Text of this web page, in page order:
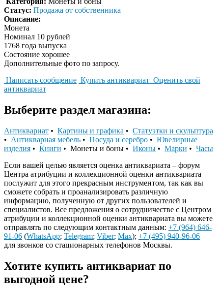
Статус: Продажа от собственника
Описание:
Монета
Номинал 10 рублей
1768 года выпуска
Состояние хорошее
Дополнительные фото по запросу.
Написать сообщение Купить антиквариат Оценить свой
антиквариат
Выберите раздел магазина:
Антиквариат • Картины и графика • Статуэтки и скульптура
• Антикварная мебель • Посуда и серебро • Ювелирные
изделия • Книги • Монеты и боны • Иконы • Марки • Часы
Если вашей целью является оценка антиквариата – форум
Центра атрибуции и коллекционной оценки антиквариата
послужит для этого прекрасным инструментом, так как вы
сможете собрать и проанализировать различную
информацию, полученную от других пользователей и
специалистов. Все предложения о сотрудничестве с Центром
атрибуции и коллекционной оценки антиквариата вы можете
отправлять по следующим контактным данным: +7 (964) 646-
91-06 (WhatsApp; Telegram; Viber; Max); +7 (495) 940-96-06 –
для звонков со стационарных телефонов Москвы.
Хотите купить антиквариат по
выгодной цене?